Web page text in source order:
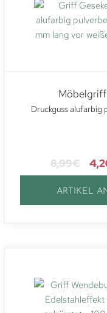
Druckguss
8,99€
ARTIKEL